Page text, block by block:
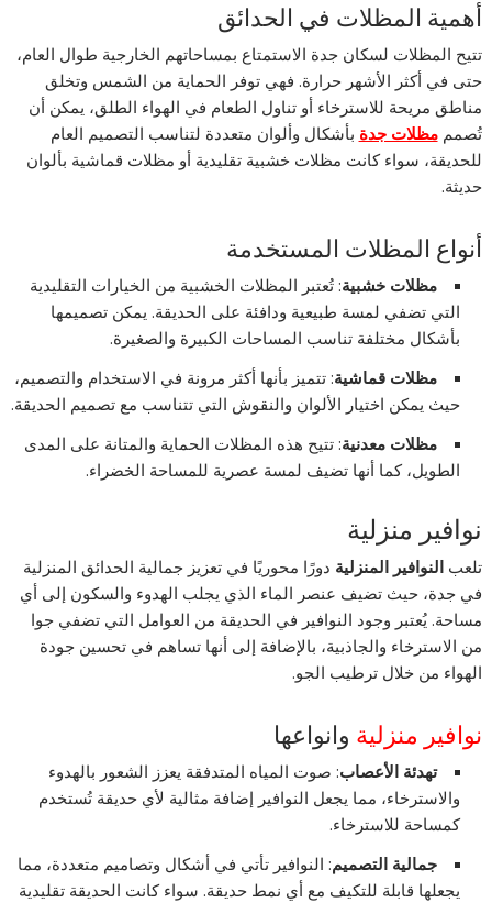
أهمية المظلات في الحدائق
تتيح المظلات لسكان جدة الاستمتاع بمساحاتهم الخارجية طوال العام،
حتى في أكثر الأشهر حرارة. فهي توفر الحماية من الشمس وتخلق
مناطق مريحة للاسترخاء أو تناول الطعام في الهواء الطلق، يمكن أن
تُصمممظلات جدة بأشكال وألوان متعددة لتناسب التصميم العام
للحديقة، سواء كانت مظلات خشبية تقليدية أو مظلات قماشية بألوان
حديثة.
أنواع المظلات المستخدمة
مظلات خشبية: تُعتبر المظلات الخشبية من الخيارات التقليدية
التي تضفي لمسة طبيعية ودافئة على الحديقة. يمكن تصميمها
بأشكال مختلفة تناسب المساحات الكبيرة والصغيرة.
مظلات قماشية: تتميز بأنها أكثر مرونة في الاستخدام والتصميم،
حيث يمكن اختيار الألوان والنقوش التي تتناسب مع تصميم الحديقة.
مظلات معدنية: تتيح هذه المظلات الحماية والمتانة على المدى
الطويل، كما أنها تضيف لمسة عصرية للمساحة الخضراء.
نوافير منزلية
تلعبالنوافير المنزلية دورًا محوريًا في تعزيز جمالية الحدائق المنزلية
في جدة، حيث تضيف عنصر الماء الذي يجلب الهدوء والسكون إلى أي
مساحة. يُعتبر وجود النوافير في الحديقة من العوامل التي تضفي جوا
من الاسترخاء والجاذبية، بالإضافة إلى أنها تساهم في تحسين جودة
الهواء من خلال ترطيب الجو.
نوافير منزلية وانواعها
تهدئة الأعصاب: صوت المياه المتدفقة يعزز الشعور بالهدوء
والاسترخاء، مما يجعل النوافير إضافة مثالية لأي حديقة تُستخدم
كمساحة للاسترخاء.
جمالية التصميم: النوافير تأتي في أشكال وتصاميم متعددة، مما
يجعلها قابلة للتكيف مع أي نمط حديقة. سواء كانت الحديقة تقليدية